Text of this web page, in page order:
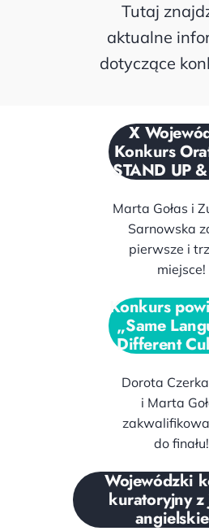
Tutaj
aktualne
dotyczące
X
Konkurs
STAND UP
Marta Gołas i
Sarnowska
pierwsze i
miejsce!
Konkurs
„Same
Different
Dorota
i Marta
do finału!
Wojewódzki
kuratoryjny z